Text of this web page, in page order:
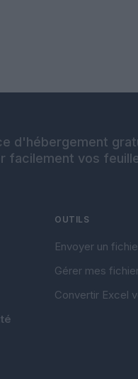
d'hébergement
facilement vos
OUTILS
Envoyer un
Gérer mes
Convertir Excel